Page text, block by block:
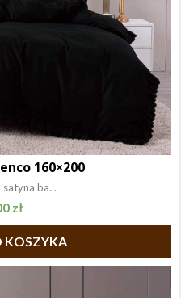
160×200
satyna ba...
zł
KOSZYKA